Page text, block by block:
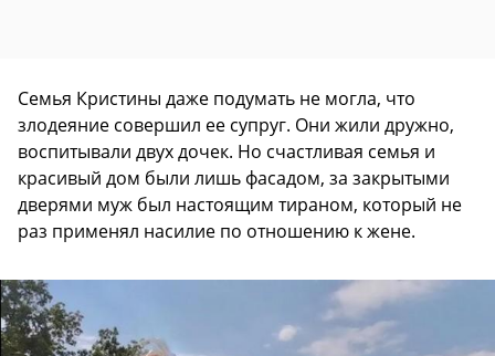
Семья Кристины даже подумать не могла, что
злодеяние совершил ее супруг. Они жили дружно,
воспитывали двух дочек. Но счастливая семья и
красивый дом были лишь фасадом, за закрытыми
дверями муж был настоящим тираном, который не
раз применял насилие по отношению к жене.